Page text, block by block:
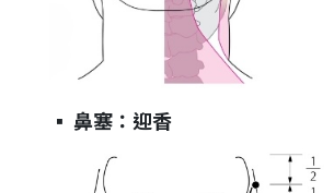
▪︎ 鼻塞：迎香